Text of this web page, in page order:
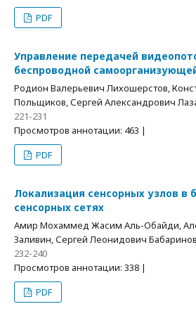
PDF
Управление передачей
беспроводной
Родион Валерьевич Лихошерстов,
Польщиков, Сергей Александрович
221-231
Просмотров аннотации: 463 |
PDF
Локализация сенсорных узлов в
сенсорных сетях
Амир Мохаммед Жасим Аль-Обайди,
Заливин, Сергей Леонидович Бабаринов
232-240
Просмотров аннотации: 338 |
PDF